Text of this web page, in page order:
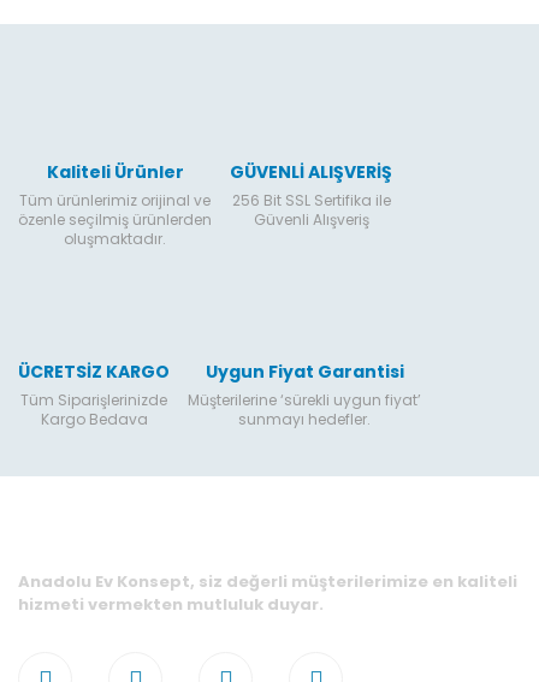
Kaliteli Ürünler
Tüm ürünlerimiz orijinal ve
özenle seçilmiş ürünlerden
oluşmaktadır.
GÜVENLİ ALIŞVERİŞ
256 Bit SSL Sertifika ile
Güvenli Alışveriş
ÜCRETSİZ KARGO
Tüm Siparişlerinizde
Kargo Bedava
Uygun Fiyat Garantisi
Müşterilerine ‘sürekli uygun fiyat’
sunmayı hedefler.
Anadolu Ev Konsept, siz değerli müşterilerimize en kaliteli
hizmeti vermekten mutluluk duyar.